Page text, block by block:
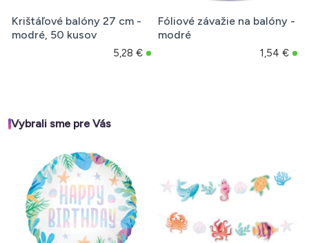
Krištáľové balóny 27 cm -
modré, 50 kusov
5,28 €
Fóliové závažie na balóny -
modré
1,54 €
Vybrali sme pre Vás